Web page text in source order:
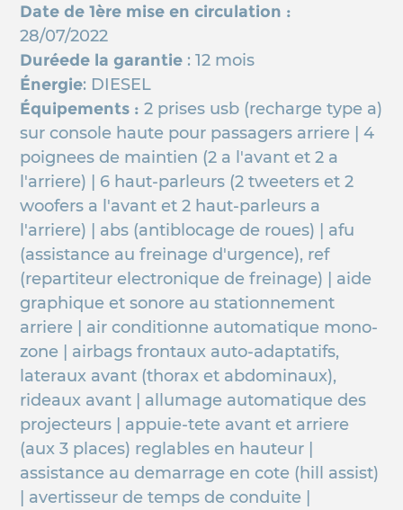
Date de 1ère mise en circulation :
28/07/2022
Duréede la garantie : 12 mois
Énergie: DIESEL
Équipements :2 prises usb (recharge type a)
sur console haute pour passagers arriere | 4
poignees de maintien (2 a l'avant et 2 a
l'arriere) | 6 haut-parleurs (2 tweeters et 2
woofers a l'avant et 2 haut-parleurs a
l'arriere) | abs (antiblocage de roues) | afu
(assistance au freinage d'urgence), ref
(repartiteur electronique de freinage) | aide
graphique et sonore au stationnement
arriere | air conditionne automatique mono-
zone | airbags frontaux auto-adaptatifs,
lateraux avant (thorax et abdominaux),
rideaux avant | allumage automatique des
projecteurs | appuie-tete avant et arriere
(aux 3 places) reglables en hauteur |
assistance au demarrage en cote (hill assist)
| avertisseur de temps de conduite |